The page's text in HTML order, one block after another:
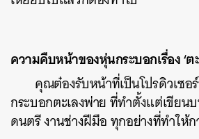
ความคืบหน้าของหุ่นกระบอกเรื่อง ‘ต
คุณต๋องรับหน้าที่เป็นโปรดิวเซอ
กระบอกตะเลงพ่าย ที่ทำตั้งแต่เขียน
ดนตรี งานช่างฝีมือ ทุกอย่างที่ทำให้